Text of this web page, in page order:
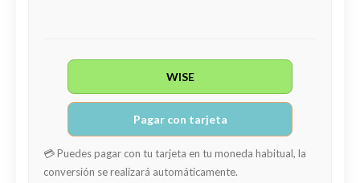
WISE
Pagar con tarjeta
💳 Puedes pagar con tu tarjeta en tu moneda habitual, la
conversión se realizará automáticamente.